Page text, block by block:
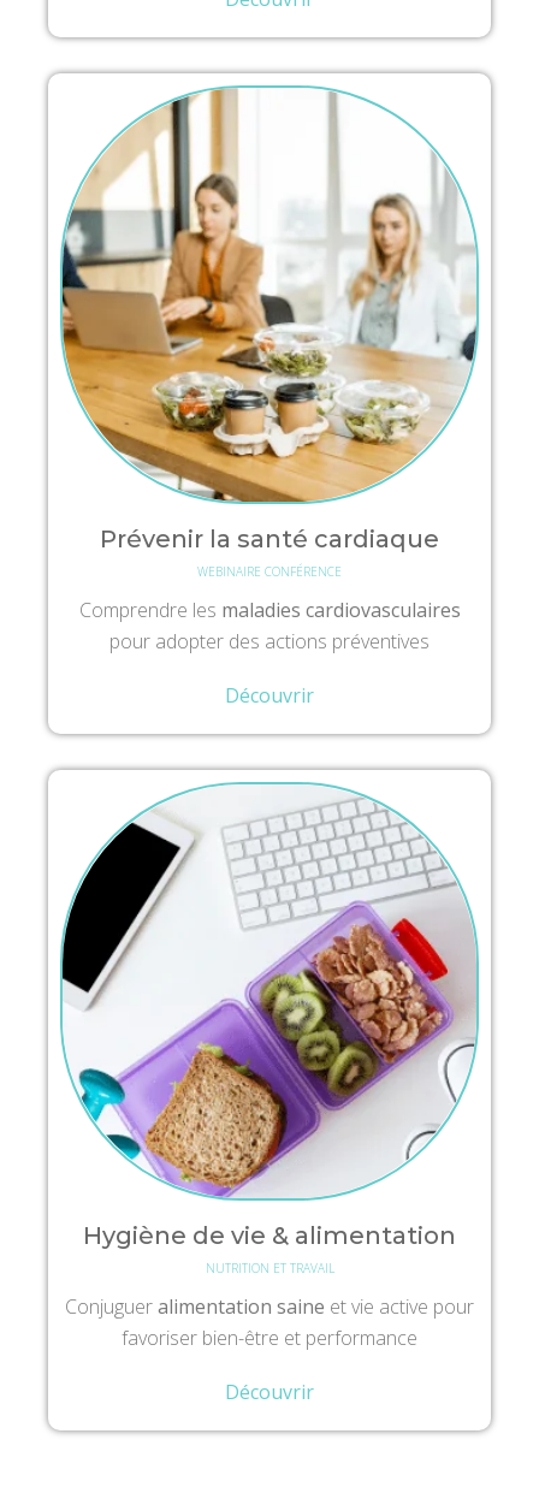
Prévenir la santé cardiaque
WEBINAIRE CONFÉRENCE
Comprendre les maladies cardiovasculaires
pour adopter des actions préventives
Découvrir
Hygiène de vie & alimentation
NUTRITION ET TRAVAIL
Conjugueralimentation saine et vie active pour
favoriser bien-être et performance
Découvrir